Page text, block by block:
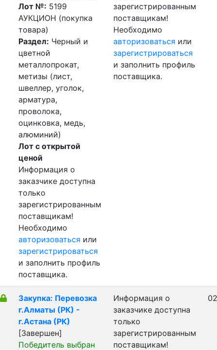
Лот №: 5199
АУКЦИОН (покупка
товара)
Раздел: Черный и
цветной
металлопрокат,
метизы (лист,
швеллер, уголок,
арматура,
проволока,
оцинковка, медь,
алюминий)
Лот с открытой
ценой
Информация о
заказчике доступна
только
зарегистрированным
поставщикам!
Необходимо
авторизоваться или
зарегистрироваться
и заполнить профиль
поставщика.
зарегистрированным
поставщикам!
Необходимо
авторизоваться или
зарегистрироваться
и заполнить профиль
поставщика.
Закупка: Перевозка
г.Алматы (РК) -
г.Астана (РК)
[Завершен]
Победитель выбран
Информация о
заказчике доступна
только
зарегистрированным
поставщикам!